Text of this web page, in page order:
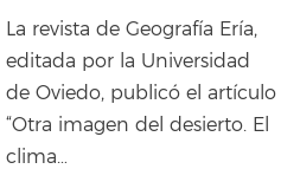
La revista de Geografía Ería,
editada por la Universidad
de Oviedo, publicó el artículo
“Otra imagen del desierto. El
clima…